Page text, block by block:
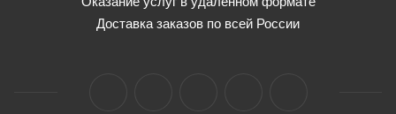
Доставка заказов по всей России